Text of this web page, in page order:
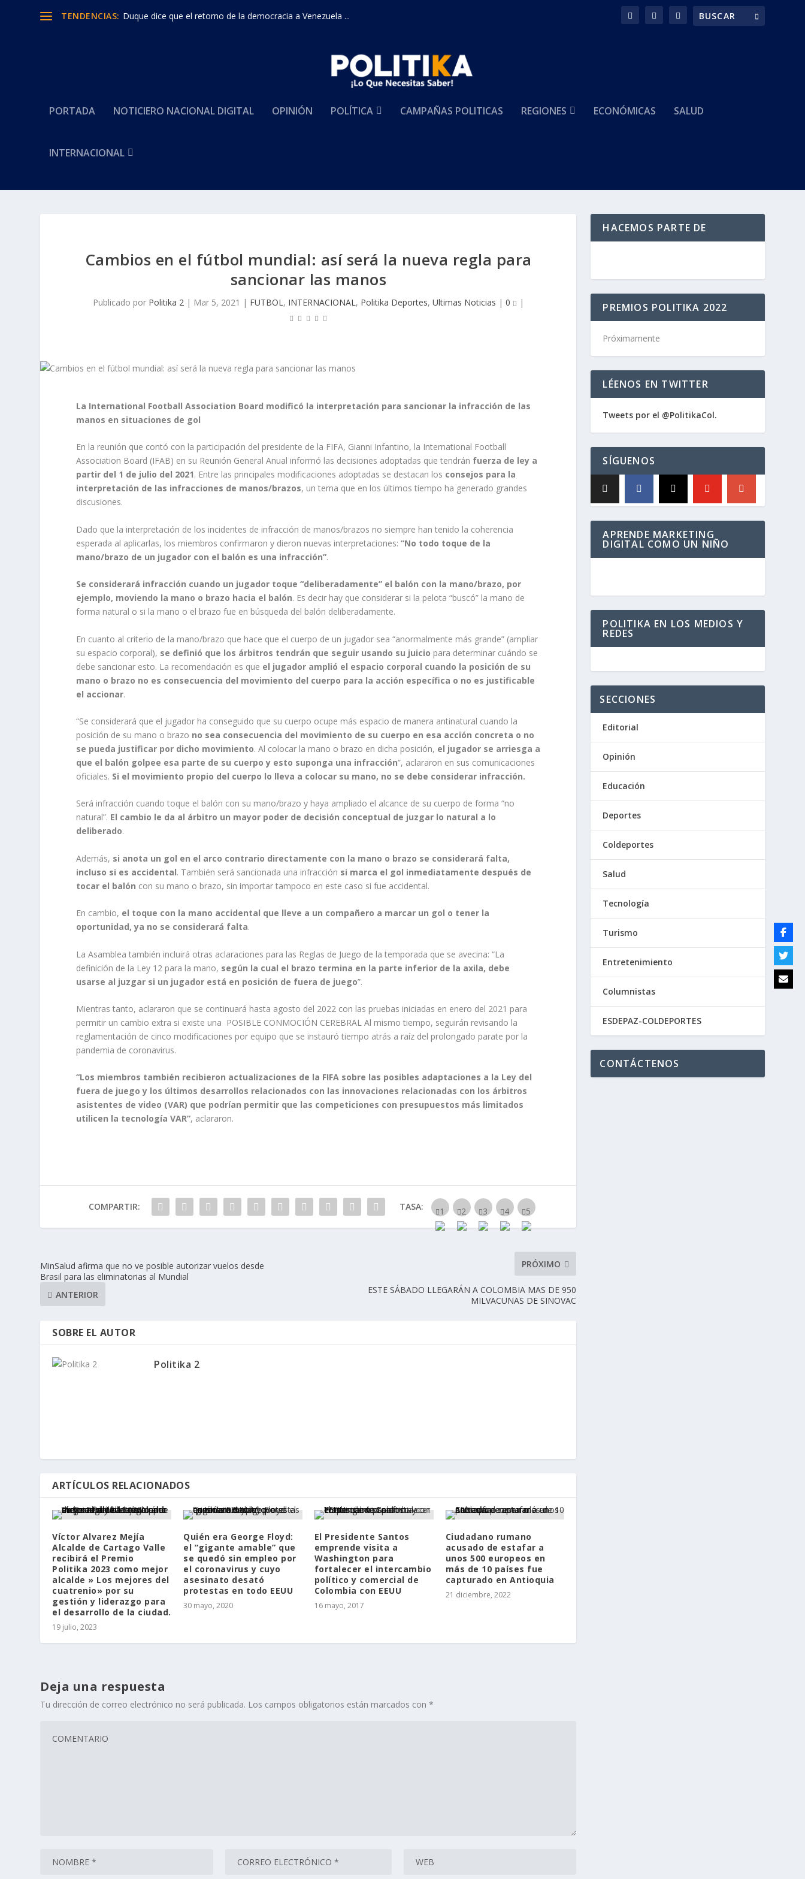
TENDENCIAS: Duque dice que el retorno de la democracia a Venezuela ...
PORTADA NOTICIERO NACIONAL DIGITAL OPINIÓN POLÍTICA CAMPAÑAS POLITICAS REGIONES ECONÓMICAS SALUD
INTERNACIONAL
Cambios en el fútbol mundial: así será la nueva regla para
sancionar las manos
Publicado por Politika 2| Mar 5, 2021 | FUTBOL, INTERNACIONAL, Politika Deportes, Ultimas Noticias | 0 |
La International Football Association Board modificó la interpretación para sancionar la infracción de las
manos en situaciones de gol
En la reunión que contó con la participación del presidente de la FIFA, Gianni Infantino, la International Football
Association Board (IFAB) en su Reunión General Anual informó las decisiones adoptadas que tendrán fuerza de ley a
partir del 1 de julio del 2021. Entre las principales modificaciones adoptadas se destacan los consejos para la
interpretación de las infracciones de manos/brazos, un tema que en los últimos tiempo ha generado grandes
discusiones.
Dado que la interpretación de los incidentes de infracción de manos/brazos no siempre han tenido la coherencia
esperada al aplicarlas, los miembros confirmaron y dieron nuevas interpretaciones:“No todo toque de la
mano/brazo de un jugador con el balón es una infracción”.
Se considerará infracción cuando un jugador toque “deliberadamente” el balón con la mano/brazo, por
ejemplo, moviendo la mano o brazo hacia el balón. Es decir hay que considerar si la pelota “buscó” la mano de
forma natural o si la mano o el brazo fue en búsqueda del balón deliberadamente.
En cuanto al criterio de la mano/brazo que hace que el cuerpo de un jugador sea “anormalmente más grande” (ampliar
su espacio corporal), se definió que los árbitros tendrán que seguir usando su juicio para determinar cuándo se
debe sancionar esto. La recomendación es que el jugador amplió el espacio corporal cuando la posición de su
mano o brazo no es consecuencia del movimiento del cuerpo para la acción específica o no es justificable
el accionar.
“Se considerará que el jugador ha conseguido que su cuerpo ocupe más espacio de manera antinatural cuando la
posición de su mano o brazo no sea consecuencia del movimiento de su cuerpo en esa acción concreta o no
se pueda justificar por dicho movimiento. Al colocar la mano o brazo en dicha posición, el jugador se arriesga a
que el balón golpee esa parte de su cuerpo y esto suponga una infracción”, aclararon en sus comunicaciones
oficiales. Si el movimiento propio del cuerpo lo lleva a colocar su mano, no se debe considerar infracción.
Será infracción cuando toque el balón con su mano/brazo y haya ampliado el alcance de su cuerpo de forma “no
natural”. El cambio le da al árbitro un mayor poder de decisión conceptual de juzgar lo natural a lo
deliberado.
Además, si anota un gol en el arco contrario directamente con la mano o brazo se considerará falta,
incluso si es accidental. También será sancionada una infracción si marca el gol inmediatamente después de
tocar el balón con su mano o brazo, sin importar tampoco en este caso si fue accidental.
En cambio, el toque con la mano accidental que lleve a un compañero a marcar un gol o tener la
oportunidad, ya no se considerará falta.
La Asamblea también incluirá otras aclaraciones para las Reglas de Juego de la temporada que se avecina: “La
definición de la Ley 12 para la mano, según la cual el brazo termina en la parte inferior de la axila, debe
usarse al juzgar si un jugador está en posición de fuera de juego”.
Mientras tanto, aclararon que se continuará hasta agosto del 2022 con las pruebas iniciadas en enero del 2021 para
permitir un cambio extra si existe una POSIBLE CONMOCIÓN CEREBRAL Al mismo tiempo, seguirán revisando la
reglamentación de cinco modificaciones por equipo que se instauró tiempo atrás a raíz del prolongado parate por la
pandemia de coronavirus.
“Los miembros también recibieron actualizaciones de la FIFA sobre las posibles adaptaciones a la Ley del
fuera de juego y los últimos desarrollos relacionados con las innovaciones relacionadas con los árbitros
asistentes de video (VAR) que podrían permitir que las competiciones con presupuestos más limitados
utilicen la tecnología VAR”, aclararon.
COMPARTIR: TASA:
MinSalud afirma que no ve posible autorizar vuelos desde
Brasil para las eliminatorias al Mundial
ANTERIOR
PRÓXIMO
ESTE SÁBADO LLEGARÁN A COLOMBIA MAS DE 950
MILVACUNAS DE SINOVAC
SOBRE EL AUTOR
Politika 2
ARTÍCULOS RELACIONADOS
Víctor Alvarez Mejía
Alcalde de Cartago Valle
recibirá el Premio
Politika 2023 como mejor
alcalde » Los mejores del
cuatrenio» por su
gestión y liderazgo para
el desarrollo de la ciudad.
19 julio, 2023
Quién era George Floyd:
el “gigante amable” que
se quedó sin empleo por
el coronavirus y cuyo
asesinato desató
protestas en todo EEUU
30 mayo, 2020
El Presidente Santos
emprende visita a
Washington para
fortalecer el intercambio
político y comercial de
Colombia con EEUU
16 mayo, 2017
Ciudadano rumano
acusado de estafar a
unos 500 europeos en
más de 10 países fue
capturado en Antioquia
21 diciembre, 2022
Deja una respuesta
Tu dirección de correo electrónico no será publicada. Los campos obligatorios están marcados con*
HACEMOS PARTE DE
PREMIOS POLITIKA 2022
Próximamente
LÉENOS EN TWITTER
Tweets por el @PolitikaCol.
SÍGUENOS
APRENDE MARKETING
DIGITAL COMO UN NIÑO
POLITIKA EN LOS MEDIOS Y
REDES
SECCIONES
Editorial
Opinión
Educación
Deportes
Coldeportes
Salud
Tecnología
Turismo
Entretenimiento
Columnistas
ESDEPAZ-COLDEPORTES
CONTÁCTENOS